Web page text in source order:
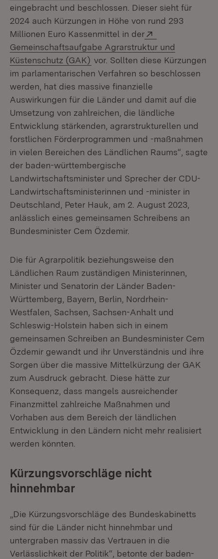
eingebracht und beschlossen. Dieser sieht für
2024 auch Kürzungen in Höhe von rund 293
Millionen Euro Kassenmittel in der
Gemeinschaftsaufgabe Agrarstruktur und
Küstenschutz (GAK) (Öffnet in neuem Fenster)
vor. Sollten diese Kürzungen
im parlamentarischen Verfahren so beschlossen
werden, hat dies massive finanzielle
Auswirkungen für die Länder und damit auf die
Umsetzung von zahlreichen, die ländliche
Entwicklung stärkenden, agrarstrukturellen und
forstlichen Förderprogrammen und -maßnahmen
in vielen Bereichen des Ländlichen Raums“, sagte
der baden-württembergische
Landwirtschaftsminister und Sprecher der CDU-
Landwirtschaftsministerinnen und -minister in
Deutschland, Peter Hauk, am 2. August 2023,
anlässlich eines gemeinsamen Schreibens an
Bundesminister Cem Özdemir.
Die für Agrarpolitik beziehungsweise den
Ländlichen Raum zuständigen Ministerinnen,
Minister und Senatorin der Länder Baden-
Württemberg, Bayern, Berlin, Nordrhein-
Westfalen, Sachsen, Sachsen-Anhalt und
Schleswig-Holstein haben sich in einem
gemeinsamen Schreiben an Bundesminister Cem
Özdemir gewandt und ihr Unverständnis und ihre
Sorgen über die massive Mittelkürzung der GAK
zum Ausdruck gebracht. Diese hätte zur
Konsequenz, dass mangels ausreichender
Finanzmittel zahlreiche Maßnahmen und
Vorhaben aus dem Bereich der ländlichen
Entwicklung in den Ländern nicht mehr realisiert
werden könnten.
Kürzungsvorschläge nicht
hinnehmbar
„Die Kürzungsvorschläge des Bundeskabinetts
sind für die Länder nicht hinnehmbar und
untergraben massiv das Vertrauen in die
Verlässlichkeit der Politik“, betonte der baden-